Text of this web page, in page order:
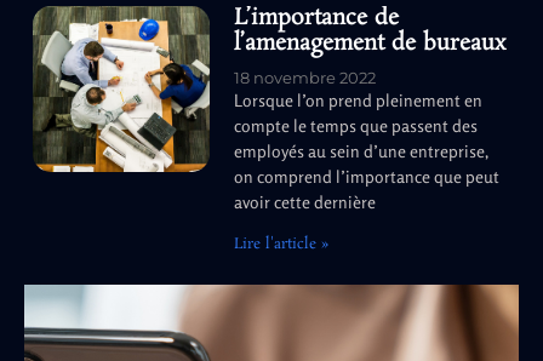
L’importance de
l’amenagement de bureaux
18 novembre 2022
Lorsque l’on prend pleinement en
compte le temps que passent des
employés au sein d’une entreprise,
on comprend l’importance que peut
avoir cette dernière
Lire l'article »